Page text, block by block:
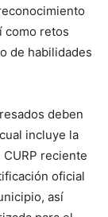
como retos
de habilidades
deben
incluye la
reciente
oficial
así